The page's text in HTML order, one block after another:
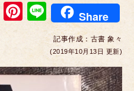
M
e
e
Pi
nt
er
e
Li
n
e
Share
記事作成： 古書 象々
(2019年10月13日 更新)